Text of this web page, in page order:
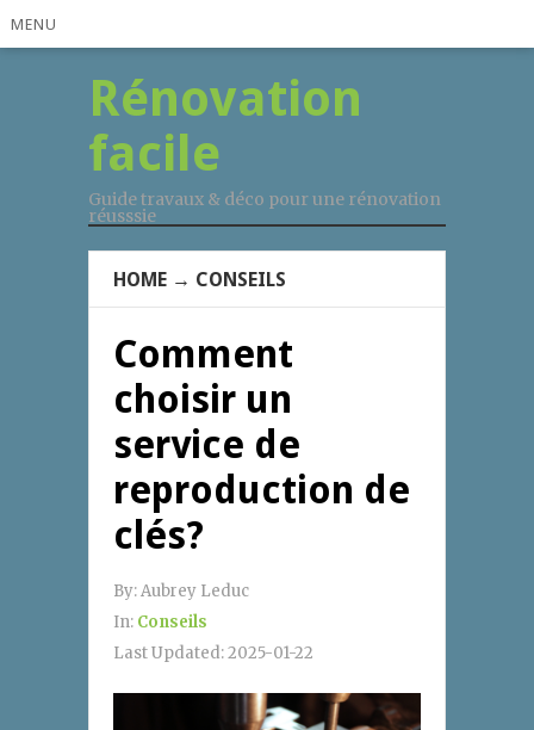
MENU
Rénovation
facile
Guide travaux & déco pour une rénovation
réusssie
HOME → CONSEILS
Comment
choisir un
service de
reproduction de
clés?
By:Aubrey Leduc
In: Conseils
Last Updated:2025-01-22